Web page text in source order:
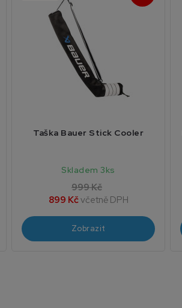
Taška Bauer Stick Cooler
Skladem 3ks
999 Kč
899 Kčvčetně DPH
Zobrazit